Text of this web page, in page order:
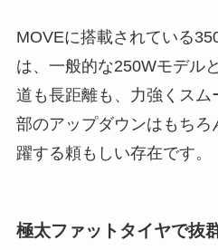
MOVEに搭載されている
は、一般的な250Wモデル
道も長距離も、力強くス
部のアップダウンはもち
躍する頼もしい存在です。
極太ファットタイヤで抜